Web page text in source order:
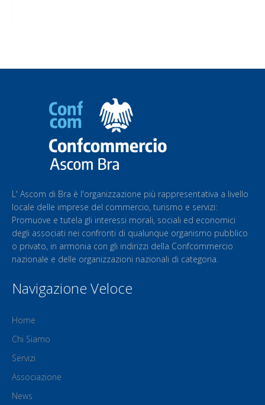
L' Ascom di Bra è l'organizzazione più rappresentativa a livello
locale delle imprese del commercio, turismo e servizi:
Promuove e tutela gli interessi morali, sociali ed economici
degli associati nei confronti di qualunque organismo pubblico
o privato, in armonia con gli indirizzi della Confcommercio
nazionale e delle organizzazioni nazionali di categoria.
Navigazione Veloce
Home
Chi Siamo
Servizi
Associazione
News